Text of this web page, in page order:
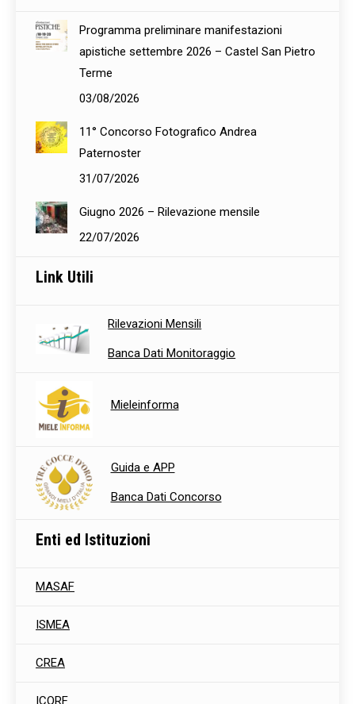
Programma preliminare manifestazioni
apistiche settembre 2026 – Castel San Pietro
Terme
03/08/2026
11° Concorso Fotografico Andrea
Paternoster
31/07/2026
Giugno 2026 – Rilevazione mensile
22/07/2026
Link Utili
Rilevazioni Mensili
Banca Dati Monitoraggio
Mieleinforma
Guida e APP
Banca Dati Concorso
Enti ed Istituzioni
MASAF
ISMEA
CREA
ICQRF